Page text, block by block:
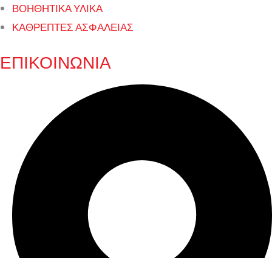
ΒΟΗΘΗΤΙΚΑ ΥΛΙΚΑ
ΚΑΘΡΕΠΤΕΣ ΑΣΦΑΛΕΙΑΣ
ΕΠΙΚΟΙΝΩΝΙΑ